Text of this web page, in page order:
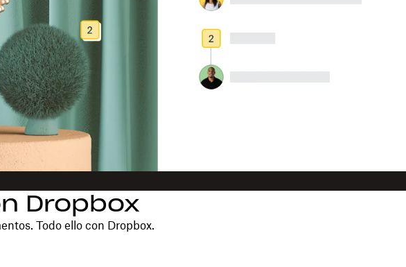
Dropbox
Todo ello con Dropbox.